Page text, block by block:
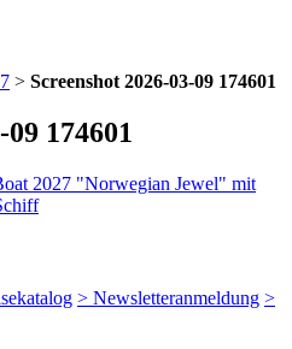
> Screenshot 2026-03-09 174601
174601
> Newsletteranmeldung >